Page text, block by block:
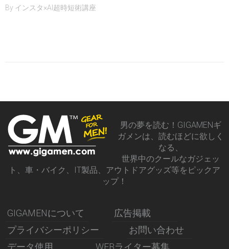
By インスタ×AI超時短術講座
男の夢を読む！GIGAMENギ
ガメンは、読むほどに欲しく
なる、
世界中のクールなガジェッ
ト、車・バイク、IT製品、アウトドアグッズ等をピックア
ップ！
GIGAMENについて
広告掲載
プライバシーポリシー
お問い合わせ
データ使用
WEBライター募集